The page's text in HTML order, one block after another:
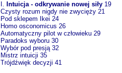
I. Intuicja - odkrywanie nowej siły 19
Czysty rozum nigdy nie zwycięży 21
Pod sklepem Ikei 24
Homo osconomicus 26
Automatyczny pilot w człowieku 29
Paradoks wyboru 30
Wybór pod presją 32
Mistrz intuicji 35
Trójdźwięk decyzji 41